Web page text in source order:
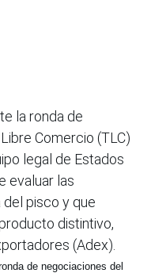
la ronda de
Comercio (TLC)
legal de Estados
evaluar las
pisco y que
distintivo,
(Adex).
de negociaciones del